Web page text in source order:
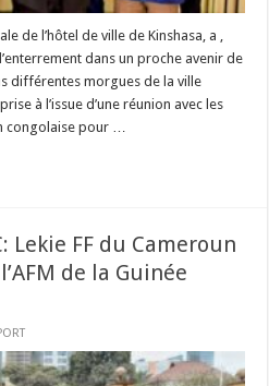
de l’hôtel de ville de Kinshasa, a ,
dans un proche avenir de
différentes morgues de la ville
à l’issue d’une réunion avec les
congolaise pour …
Lekie FF du Cameroun
de la Guinée